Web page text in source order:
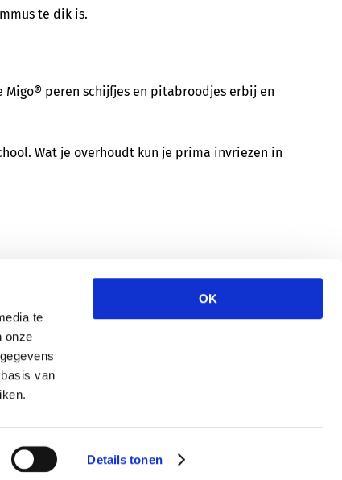
te
onze
van
Details tonen
OK
te dik is.
Migo® peren schijfjes en pitabroodjes erbij en
Wat je overhoudt kun je prima invriezen in